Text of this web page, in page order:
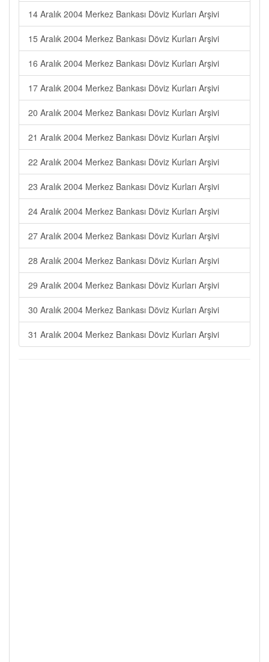
14 Aralık 2004 Merkez Bankası Döviz Kurları Arşivi
15 Aralık 2004 Merkez Bankası Döviz Kurları Arşivi
16 Aralık 2004 Merkez Bankası Döviz Kurları Arşivi
17 Aralık 2004 Merkez Bankası Döviz Kurları Arşivi
20 Aralık 2004 Merkez Bankası Döviz Kurları Arşivi
21 Aralık 2004 Merkez Bankası Döviz Kurları Arşivi
22 Aralık 2004 Merkez Bankası Döviz Kurları Arşivi
23 Aralık 2004 Merkez Bankası Döviz Kurları Arşivi
24 Aralık 2004 Merkez Bankası Döviz Kurları Arşivi
27 Aralık 2004 Merkez Bankası Döviz Kurları Arşivi
28 Aralık 2004 Merkez Bankası Döviz Kurları Arşivi
29 Aralık 2004 Merkez Bankası Döviz Kurları Arşivi
30 Aralık 2004 Merkez Bankası Döviz Kurları Arşivi
31 Aralık 2004 Merkez Bankası Döviz Kurları Arşivi